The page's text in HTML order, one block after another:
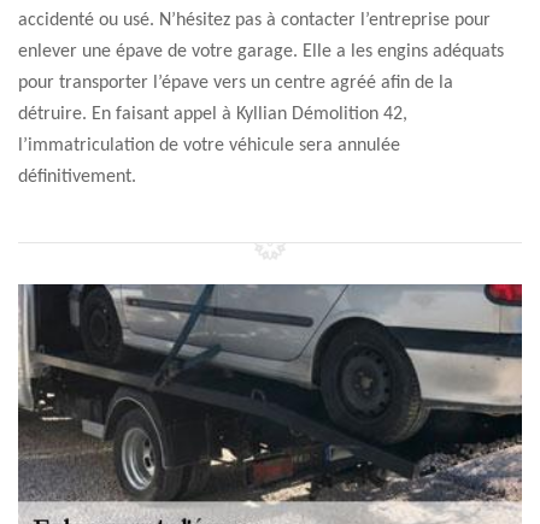
accidenté ou usé. N’hésitez pas à contacter l’entreprise pour
enlever une épave de votre garage. Elle a les engins adéquats
pour transporter l’épave vers un centre agréé afin de la
détruire. En faisant appel à Kyllian Démolition 42,
l’immatriculation de votre véhicule sera annulée
définitivement.